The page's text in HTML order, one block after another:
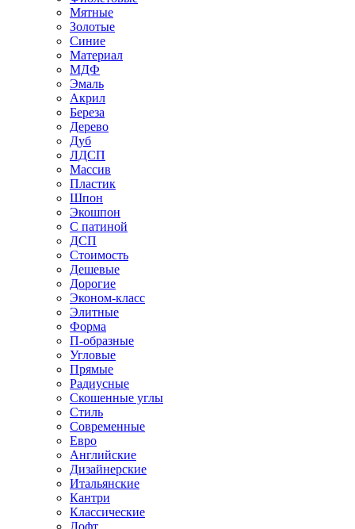
Мятные
Золотые
Синие
Материал
МДФ
Эмаль
Акрил
Береза
Дерево
Дуб
ЛДСП
Массив
Пластик
Шпон
Экошпон
С патиной
ДСП
Стоимость
Дешевые
Дорогие
Эконом-класс
Элитные
Форма
П-образные
Угловые
Прямые
Радиусные
Скошенные углы
Стиль
Современные
Евро
Английские
Дизайнерские
Итальянские
Кантри
Классические
Лофт